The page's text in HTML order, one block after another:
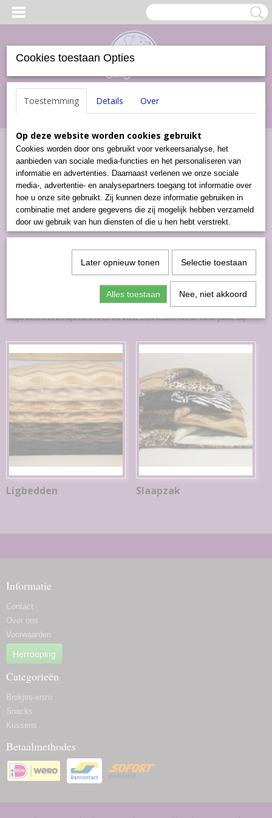
Inloggen Registreren
(0)
Home >Kussens
Kussens
Slaapzak
Ligbedden
ook zalige, zachte, knuffelkussens/Donuts en Slaapzakken. De
kussens passen perfect in een bench, maar natuurlijk kun je ze ook
gewoon op de favo plek van jouw hond of kat leggen.
Ook belangrijk, ze kunnen lekker mee in de was! Zodat jouw maatje
altijd een fris bedje heeft. Er zit vast een leuke kleur voor jullie bij.
Ligbedden Slaapzak
Informatie
Contact
Over ons
Voorwaarden
Herroeping
Categorieën
Brokjes-enzo
Snacks
Kussens
Betaalmethodes
Cookies toestaan Opties
Toestemming Details Over
Op deze website worden cookies gebruikt
Cookies worden door ons gebruikt voor verkeersanalyse, het
aanbieden van sociale media-functies en het personaliseren van
informatie en advertenties. Daarnaast verlenen we onze sociale
media-, advertentie- en analysepartners toegang tot informatie over
hoe u onze site gebruikt. Zij kunnen deze informatie gebruiken in
combinatie met andere gegevens die zij mogelijk hebben verzameld
door uw gebruik van hun diensten of die u hen hebt verstrekt.
Later opnieuw tonen Selectie toestaan
Alles toestaan Nee, niet akkoord